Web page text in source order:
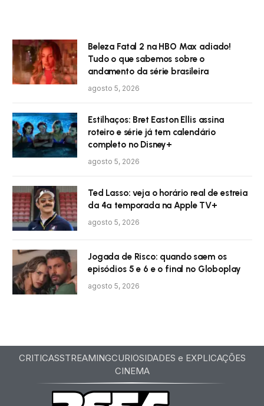
Beleza Fatal 2 na HBO Max adiado!
Tudo o que sabemos sobre o
andamento da série brasileira
agosto 5, 2026
Estilhaços: Bret Easton Ellis assina
roteiro e série já tem calendário
completo no Disney+
agosto 5, 2026
Ted Lasso: veja o horário real de estreia
da 4ª temporada na Apple TV+
agosto 5, 2026
Jogada de Risco: quando saem os
episódios 5 e 6 e o final no Globoplay
agosto 5, 2026
CRITICASSTREAMINGCURIOSIDADES e EXPLICAÇÕES
CINEMA